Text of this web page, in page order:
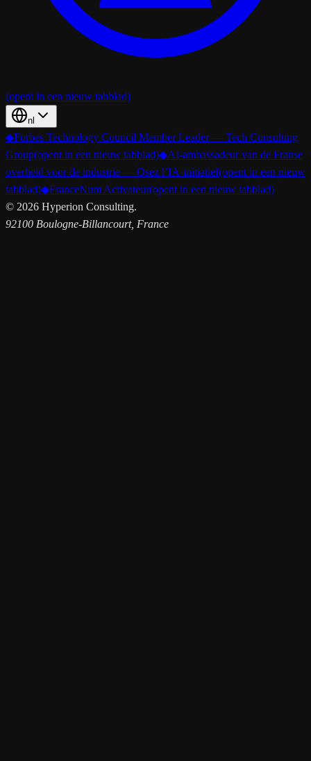
(opent in een nieuw tabblad)
nl
◆Forbes Technology Council Member Leader — Tech Consulting
Group(opent in een nieuw tabblad)◆AI-ambassadeur van de Franse
overheid voor de industrie — Osez l’IA-initiatief(opent in een nieuw
tabblad)◆FranceNum Activateur(opent in een nieuw tabblad)
© 2026 Hyperion Consulting.
92100 Boulogne-Billancourt, France